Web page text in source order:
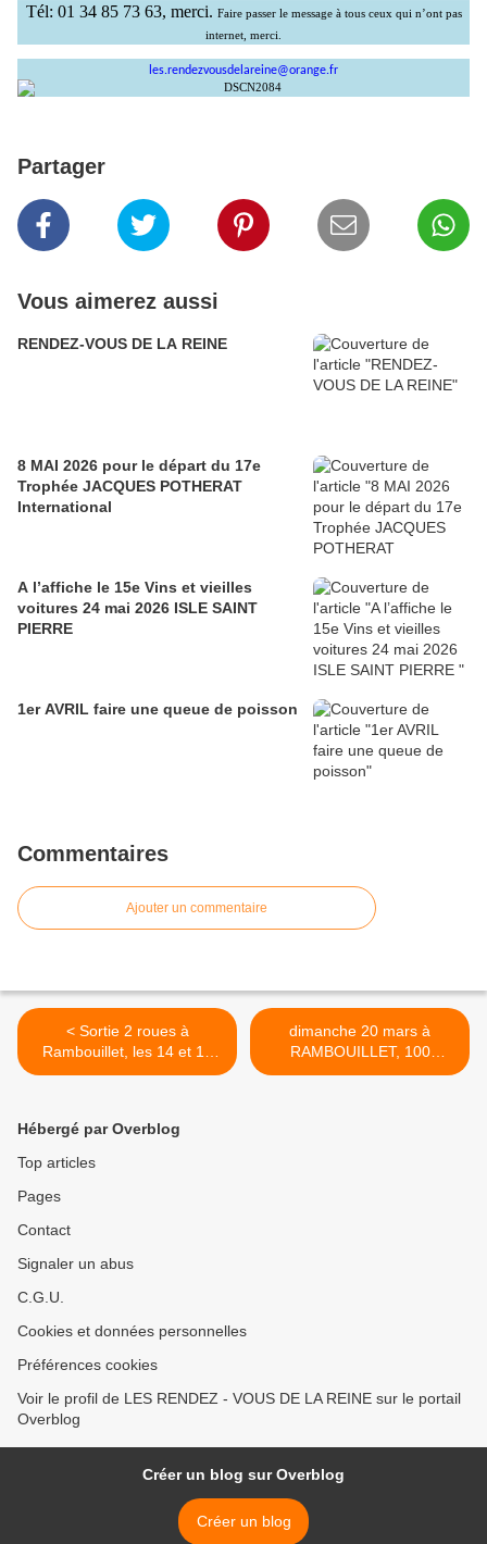
Tél: 01 34 85 73 63, merci. Faire passer le message à tous ceux qui n’ont pas
internet, merci.
les.rendezvousdelareine@orange.fr
Partager
Vous aimerez aussi
RENDEZ-VOUS DE LA REINE
8 MAI 2026 pour le départ du 17e
Trophée JACQUES POTHERAT
International
A l’affiche le 15e Vins et vieilles
voitures 24 mai 2026 ISLE SAINT
PIERRE
1er AVRIL faire une queue de poisson
Commentaires
Ajouter un commentaire
< Sortie 2 roues à
Rambouillet, les 14 et 15
mai 2011
dimanche 20 mars à
RAMBOUILLET, 100
AUTOS et MOTOS
Hébergé par Overblog
Top articles
Pages
Contact
Signaler un abus
C.G.U.
Cookies et données personnelles
Préférences cookies
Voir le profil de LES RENDEZ - VOUS DE LA REINE sur le portail
Overblog
Créer un blog sur Overblog
Créer un blog